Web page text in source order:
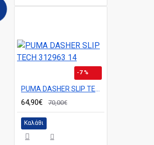
-7 %
PUMA DASHER SLIP TECH 312963 14
64,90€ 70,00€
Καλάθι